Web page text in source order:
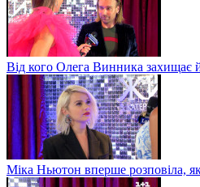
Від кого Олега Винника захищає
Міка Ньютон вперше розповіла,